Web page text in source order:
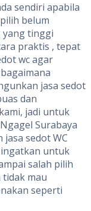
sendiri apabila
belum
yang tinggi
praktis , tepat
wc agar
jasa sedot
dan
jadi untuk
Surabaya
sedot WC
ingatkan untuk
salah pilih
mau
seperti